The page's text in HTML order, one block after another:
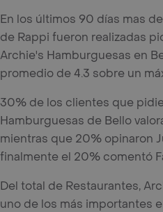
En los últimos 90 días mas
de Rappi fueron realizadas
Archie's Hamburguesas en
promedio de 4.3 sobre un
30% de los clientes que
Hamburguesas de Bello
mientras que 20% opinaron
finalmente el 20% comentó
Del total de Restaurantes,
uno de los más importantes